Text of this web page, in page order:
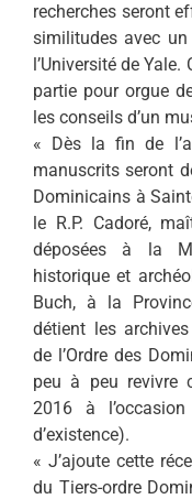
recherches seront
similitudes avec
l’Université de
partie pour orgue
les conseils d’un
« Dès la fin de
manuscrits seront
Dominicains à
le R.P. Cadoré,
déposées à la
historique et
Buch, à la
détient les
de l’Ordre des
peu à peu revivre
2016 à
d’existence).
« J’ajoute cette
du Tiers-ordre